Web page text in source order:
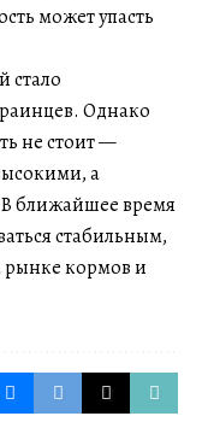
может упасть
стало
Однако
не стоит —
а
ближайшее время
стабильным,
кормов и